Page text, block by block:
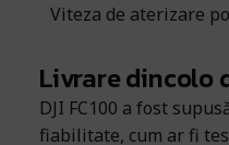
Viteza de aterizare
Livrare dincolo
DJI FC100 a fost
fiabilitate, cum ar fi